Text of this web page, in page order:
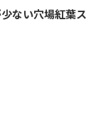
ない穴場紅葉ス